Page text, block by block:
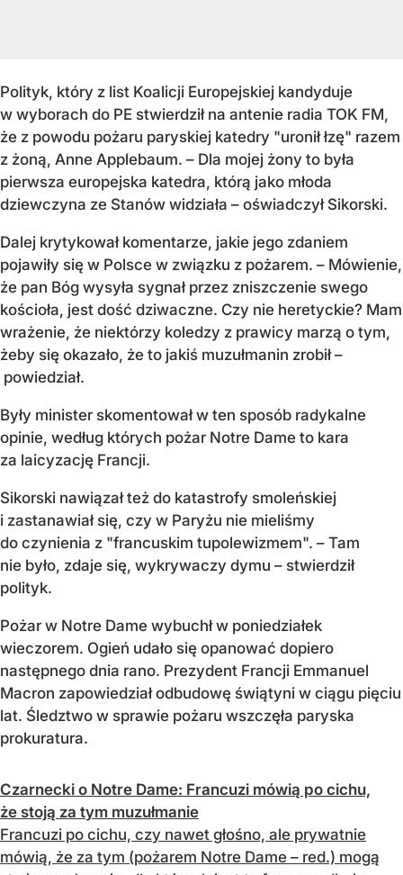
Polityk, który z list Koalicji Europejskiej kandyduje
w wyborach do PE stwierdził na antenie radia TOK FM,
że z powodu pożaru paryskiej katedry "uronił łzę" razem
z żoną, Anne Applebaum. – Dla mojej żony to była
pierwsza europejska katedra, którą jako młoda
dziewczyna ze Stanów widziała – oświadczył Sikorski.
Dalej krytykował komentarze, jakie jego zdaniem
pojawiły się w Polsce w związku z pożarem. – Mówienie,
że pan Bóg wysyła sygnał przez zniszczenie swego
kościoła, jest dość dziwaczne. Czy nie heretyckie? Mam
wrażenie, że niektórzy koledzy z prawicy marzą o tym,
żeby się okazało, że to jakiś muzułmanin zrobił –
powiedział.
Były minister skomentował w ten sposób radykalne
opinie, według których pożar Notre Dame to kara
za laicyzację Francji.
Sikorski nawiązał też do katastrofy smoleńskiej
i zastanawiał się, czy w Paryżu nie mieliśmy
do czynienia z "francuskim tupolewizmem". – Tam
nie było, zdaje się, wykrywaczy dymu – stwierdził
polityk.
Pożar w Notre Dame wybuchł w poniedziałek
wieczorem. Ogień udało się opanować dopiero
następnego dnia rano. Prezydent Francji Emmanuel
Macron zapowiedział odbudowę świątyni w ciągu pięciu
lat. Śledztwo w sprawie pożaru wszczęła paryska
prokuratura.
Czarnecki o Notre Dame: Francuzi mówią po cichu,
że stoją za tym muzułmanie
Francuzi po cichu, czy nawet głośno, ale prywatnie
mówią, że za tym (pożarem Notre Dame – red.) mogą